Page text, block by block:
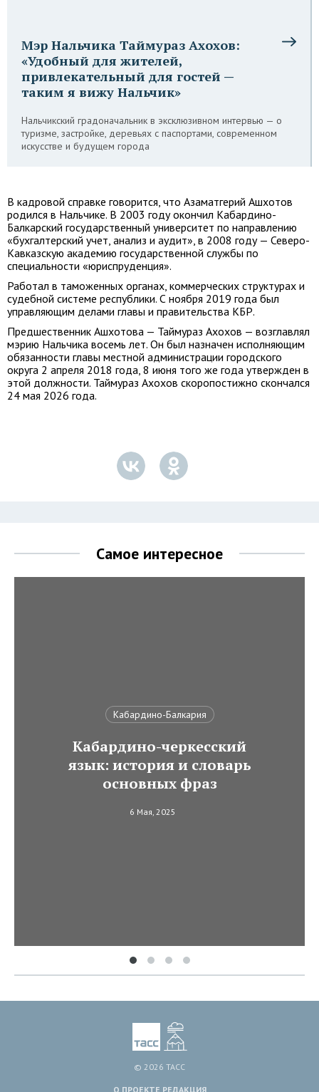
Мэр Нальчика Таймураз Ахохов:
«Удобный для жителей,
привлекательный для гостей —
таким я вижу Нальчик»
Нальчикский градоначальник в эксклюзивном интервью — о
туризме, застройке, деревьях с паспортами, современном
искусстве и будущем города
В кадровой справке говорится, что Азаматгерий Ашхотов
родился в Нальчике. В 2003 году окончил Кабардино-
Балкарский государственный университет по направлению
«бухгалтерский учет, анализ и аудит», в 2008 году — Северо-
Кавказскую академию государственной службы по
специальности «юриспруденция».
Работал в таможенных органах, коммерческих структурах и
судебной системе республики. С ноября 2019 года был
управляющим делами главы и правительства КБР.
Предшественник Ашхотова — Таймураз Ахохов — возглавлял
мэрию Нальчика восемь лет. Он был назначен исполняющим
обязанности главы местной администрации городского
округа 2 апреля 2018 года, 8 июня того же года утвержден в
этой должности. Таймураз Ахохов скоропостижно скончался
24 мая 2026 года.
Самое интересное
Кабардино-Балкария
Кабардино-черкесский
язык: история и словарь
основных фраз
6 Мая, 2025
© 2026 ТАСС
О ПРОЕКТЕ РЕДАКЦИЯ